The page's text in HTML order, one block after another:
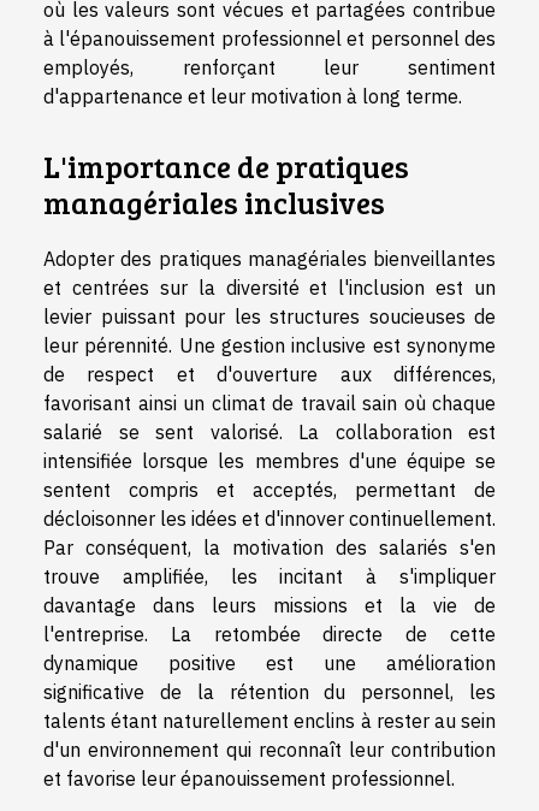
où les valeurs sont vécues et partagées contribue
à l'épanouissement professionnel et personnel des
employés, renforçant leur sentiment
d'appartenance et leur motivation à long terme.
L'importance de pratiques
managériales inclusives
Adopter des pratiques managériales bienveillantes
et centrées sur la diversité et l'inclusion est un
levier puissant pour les structures soucieuses de
leur pérennité. Une gestion inclusive est synonyme
de respect et d'ouverture aux différences,
favorisant ainsi un climat de travail sain où chaque
salarié se sent valorisé. La collaboration est
intensifiée lorsque les membres d'une équipe se
sentent compris et acceptés, permettant de
décloisonner les idées et d'innover continuellement.
Par conséquent, la motivation des salariés s'en
trouve amplifiée, les incitant à s'impliquer
davantage dans leurs missions et la vie de
l'entreprise. La retombée directe de cette
dynamique positive est une amélioration
significative de la rétention du personnel, les
talents étant naturellement enclins à rester au sein
d'un environnement qui reconnaît leur contribution
et favorise leur épanouissement professionnel.